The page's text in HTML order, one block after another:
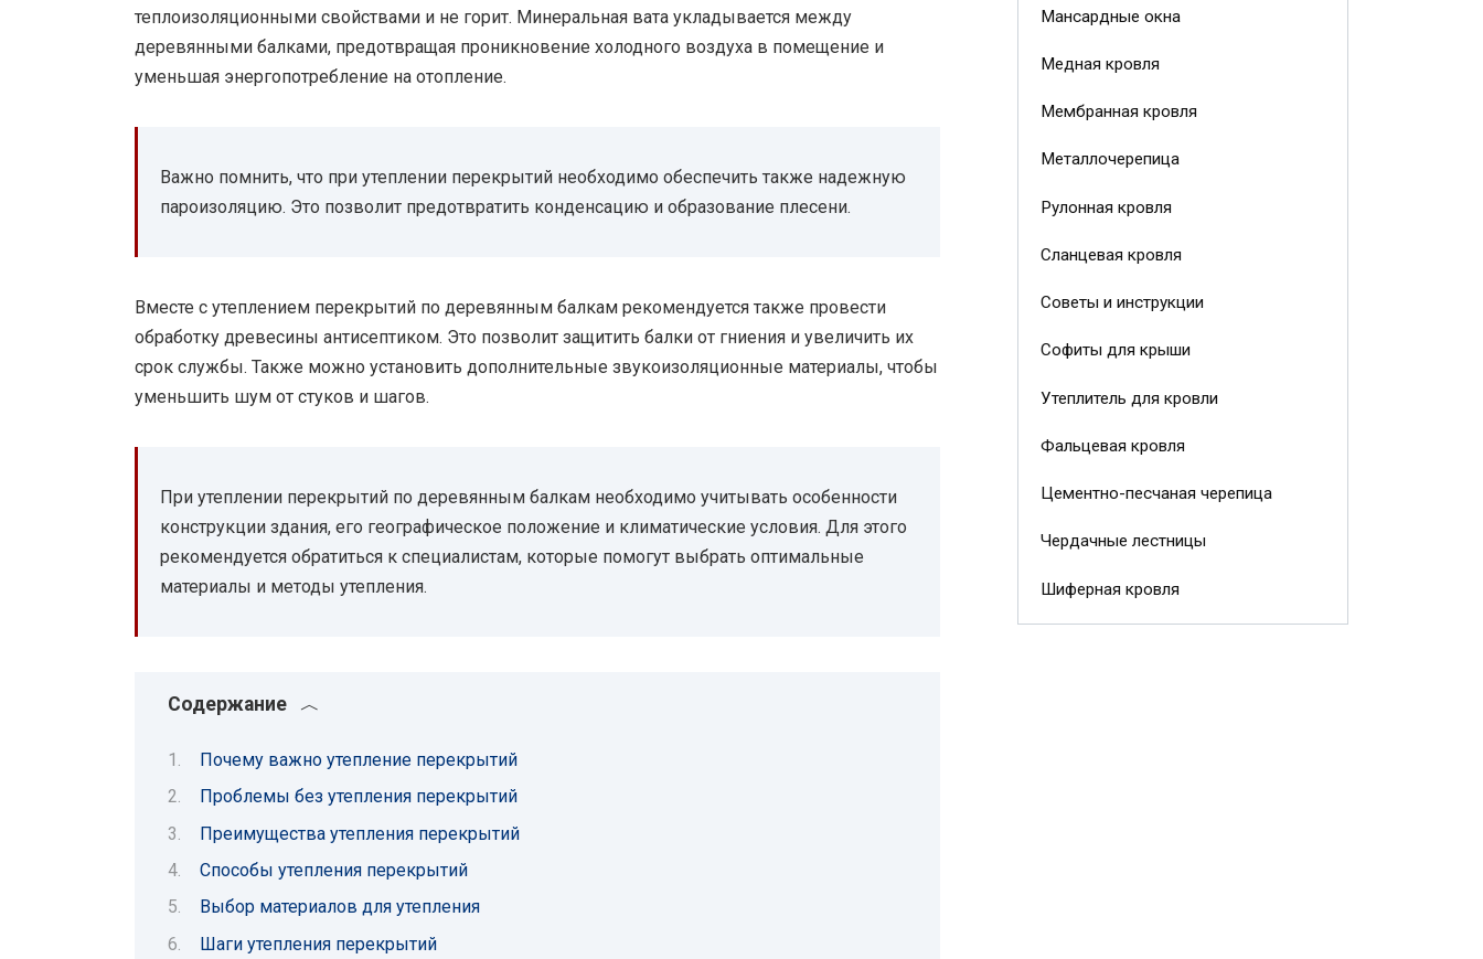
теплоизоляционными свойствами и не горит. Минеральная вата укладывается между
деревянными балками, предотвращая проникновение холодного воздуха в помещение и
уменьшая энергопотребление на отопление.
Важно помнить, что при утеплении перекрытий необходимо обеспечить также надежную
пароизоляцию. Это позволит предотвратить конденсацию и образование плесени.
Вместе с утеплением перекрытий по деревянным балкам рекомендуется также провести
обработку древесины антисептиком. Это позволит защитить балки от гниения и увеличить их
срок службы. Также можно установить дополнительные звукоизоляционные материалы, чтобы
уменьшить шум от стуков и шагов.
При утеплении перекрытий по деревянным балкам необходимо учитывать особенности
конструкции здания, его географическое положение и климатические условия. Для этого
рекомендуется обратиться к специалистам, которые помогут выбрать оптимальные
материалы и методы утепления.
Содержание
Почему важно утепление перекрытий
Проблемы без утепления перекрытий
Преимущества утепления перекрытий
Способы утепления перекрытий
Выбор материалов для утепления
Шаги утепления перекрытий
Мансардные окна
Медная кровля
Мембранная кровля
Металлочерепица
Рулонная кровля
Сланцевая кровля
Советы и инструкции
Софиты для крыши
Утеплитель для кровли
Фальцевая кровля
Цементно-песчаная черепица
Чердачные лестницы
Шиферная кровля